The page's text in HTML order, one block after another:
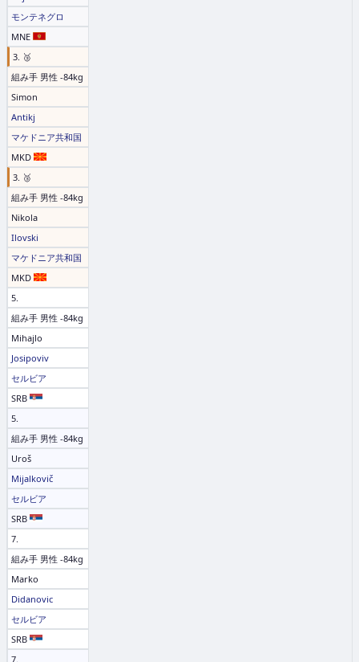
モンテネグロ
MNE
3. 🥉
組み手 男性 -84kg
Simon
Antikj
マケドニア共和国
MKD
3. 🥉
組み手 男性 -84kg
Nikola
Ilovski
マケドニア共和国
MKD
5.
組み手 男性 -84kg
Mihajlo
Josipoviv
セルビア
SRB
5.
組み手 男性 -84kg
Uroš
Mijalkovič
セルビア
SRB
7.
組み手 男性 -84kg
Marko
Didanovic
セルビア
SRB
7.